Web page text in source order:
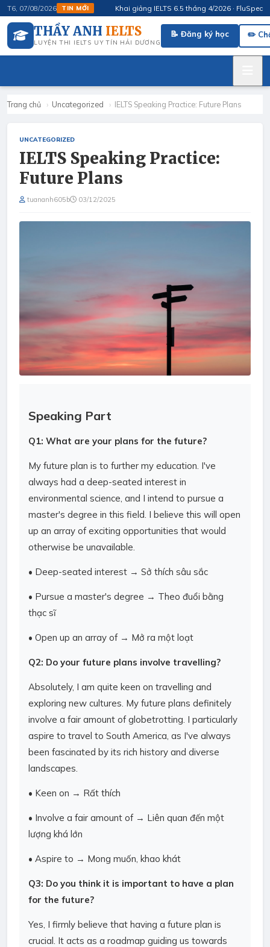
T6, 07/08/2026 TIN MỚI Khai giảng IELTS 6.5 tháng 4/2026 · FluSpeak –
THẦY ANH IELTS
LUYỆN THI IELTS UY TÍN HẢI DƯƠNG
📝 Đăng ký học ✏️
Trang chủ › Uncategorized › IELTS Speaking Practice: Future Plans
UNCATEGORIZED
IELTS Speaking Practice:
Future Plans
tuananh605b 03/12/2025
Speaking Part
Q1: What are your plans for the future?
My future plan is to further my education. I've
always had a deep-seated interest in
environmental science, and I intend to pursue a
master's degree in this field. I believe this will open
up an array of exciting opportunities that would
otherwise be unavailable.
• Deep-seated interest → Sở thích sâu sắc
• Pursue a master's degree → Theo đuổi bằng
thạc sĩ
• Open up an array of → Mở ra một loạt
Q2: Do your future plans involve travelling?
Absolutely, I am quite keen on travelling and
exploring new cultures. My future plans definitely
involve a fair amount of globetrotting. I particularly
aspire to travel to South America, as I've always
been fascinated by its rich history and diverse
landscapes.
• Keen on → Rất thích
• Involve a fair amount of → Liên quan đến một
lượng khá lớn
• Aspire to → Mong muốn, khao khát
Q3: Do you think it is important to have a plan
for the future?
Yes, I firmly believe that having a future plan is
crucial. It acts as a roadmap guiding us towards